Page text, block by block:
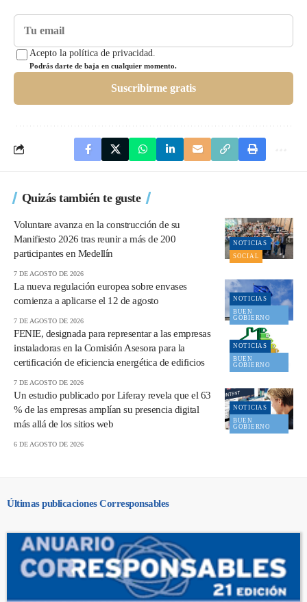
Acepto la política de privacidad.
Podrás darte de baja en cualquier momento.
Suscribirme gratis
Quizás también te guste
NOTICIAS
SOCIAL
Voluntare avanza en la construcción de su
Manifiesto 2026 tras reunir a más de 200
participantes en Medellín
7 DE AGOSTO DE 2026
NOTICIAS
BUEN
GOBIERNO
La nueva regulación europea sobre envases
comienza a aplicarse el 12 de agosto
7 DE AGOSTO DE 2026
NOTICIAS
BUEN
GOBIERNO
FENIE, designada para representar a las empresas
instaladoras en la Comisión Asesora para la
certificación de eficiencia energética de edificios
7 DE AGOSTO DE 2026
NOTICIAS
BUEN
GOBIERNO
Un estudio publicado por Liferay revela que el 63
% de las empresas amplían su presencia digital
más allá de los sitios web
6 DE AGOSTO DE 2026
Últimas publicaciones Corresponsables